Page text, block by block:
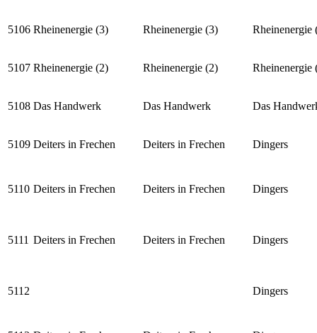
5106 Rheinenergie (3) Rheinenergie (3) Rheinenergie
5107 Rheinenergie (2) Rheinenergie (2) Rheinenergie
5108 Das Handwerk Das Handwerk Das
5109 Deiters in Frechen Deiters in Frechen Dingers
5110 Deiters in Frechen Deiters in Frechen Dingers
5111 Deiters in Frechen Deiters in Frechen Dingers
5112 Dingers